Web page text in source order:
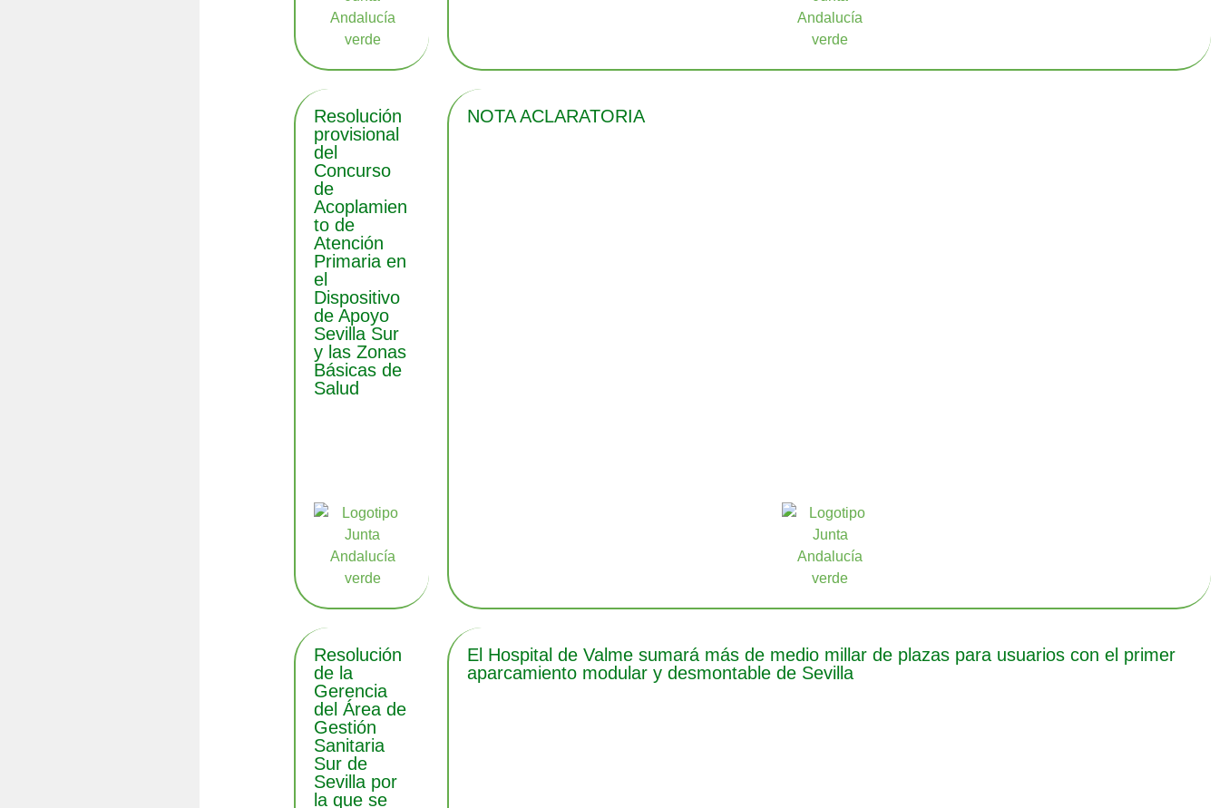
Resolución
provisional
del
Concurso
de
Acoplamien
to de
Atención
Primaria en
el
Dispositivo
de Apoyo
Sevilla Sur
y las Zonas
Básicas de
Salud
NOTA ACLARATORIA
Resolución
de la
Gerencia
del Área de
Gestión
Sanitaria
Sur de
Sevilla por
la que se
El Hospital de Valme sumará más de medio millar de plazas para usuarios con el primer
aparcamiento modular y desmontable de Sevilla